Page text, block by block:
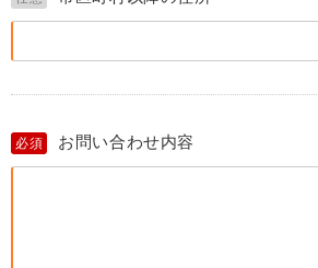
必須 お問い合わせ内容